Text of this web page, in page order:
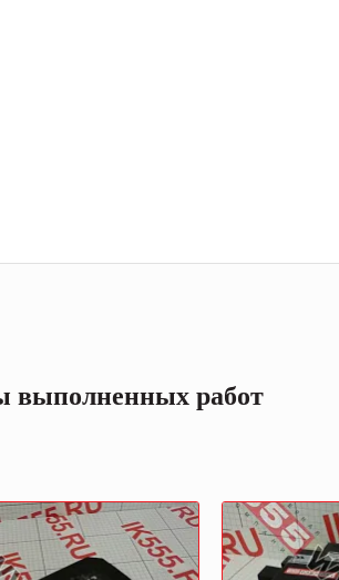
выполненных работ